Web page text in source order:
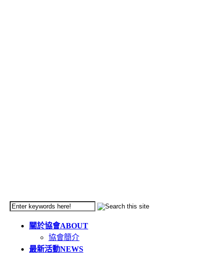
關於協會ABOUT
協會簡介
最新活動NEWS